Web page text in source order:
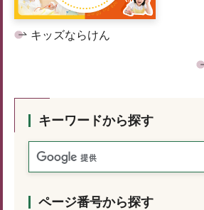
キッズならけん
キーワードから探す
ページ番号から探す